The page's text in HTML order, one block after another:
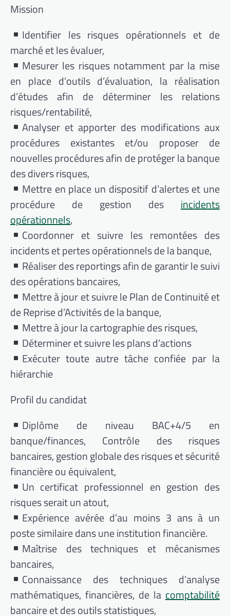
Mission
Identifier les risques opérationnels et de
marché et les évaluer,
Mesurer les risques notamment par la mise
en place d’outils d’évaluation, la réalisation
d’études afin de déterminer les relations
risques/rentabilité,
Analyser et apporter des modifications aux
procédures existantes et/ou proposer de
nouvelles procédures afin de protéger la banque
des divers risques,
Mettre en place un dispositif d’alertes et une
procédure de gestion des incidents
opérationnels,
Coordonner et suivre les remontées des
incidents et pertes opérationnels de la banque,
Réaliser des reportings afin de garantir le suivi
des opérations bancaires,
Mettre à jour et suivre le Plan de Continuité et
de Reprise d’Activités de la banque,
Mettre à jour la cartographie des risques,
Déterminer et suivre les plans d’actions
Exécuter toute autre tâche confiée par la
hiérarchie
Profil du candidat
Diplôme de niveau BAC+4/5 en
banque/finances, Contrôle des risques
bancaires, gestion globale des risques et sécurité
financière ou équivalent,
Un certificat professionnel en gestion des
risques serait un atout,
Expérience avérée d’au moins 3 ans à un
poste similaire dans une institution financière.
Maîtrise des techniques et mécanismes
bancaires,
Connaissance des techniques d’analyse
mathématiques, financières, de la comptabilité
bancaire et des outils statistiques,